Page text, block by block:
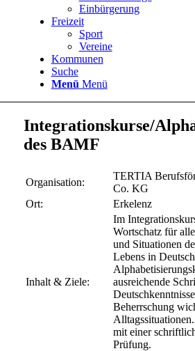
Einbürgerung
Freizeit
Sport
Vereine
Kommunen
Suche
Menü Menü
Integrationskurse/
des BAMF
Organisation:
TERTIA
Co. KG
Ort:
Erkelenz
Inhalt & Ziele:
Im
Wortschatz für
und Situationen
Lebens in
ausreichende
Beherrschung
mit einer
Prüfung.